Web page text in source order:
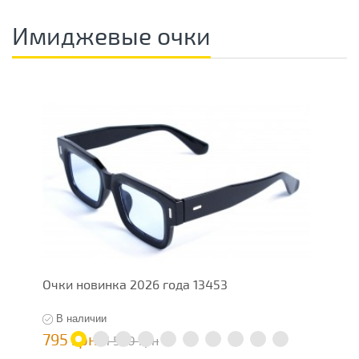
Имиджевые очки
Очки новинка 2026 года 13453
В наличии
795 грн 1 590 грн